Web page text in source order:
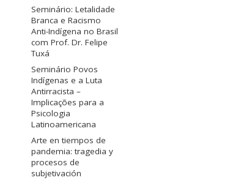
Seminário: Letalidade
Branca e Racismo
Anti-Indígena no Brasil
com Prof. Dr. Felipe
Tuxá
Seminário Povos
Indígenas e a Luta
Antirracista –
Implicações para a
Psicologia
Latinoamericana
Arte en tiempos de
pandemia: tragedia y
procesos de
subjetivación